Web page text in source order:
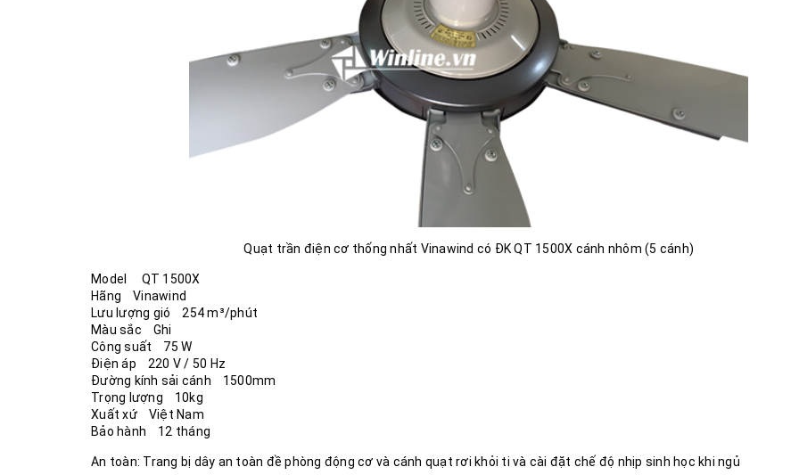
Quạt trần điện cơ thống nhất Vinawind có ĐK QT 1500X cánh nhôm (5 cánh)
Model QT 1500X
Hãng Vinawind
Lưu lượng gió 254 m³/phút
Màu sắc Ghi
Công suất 75 W
Điện áp 220 V / 50 Hz
Đường kính sải cánh 1500mm
Trọng lượng 10kg
Xuất xứ Việt Nam
Bảo hành 12 tháng
An toàn: Trang bị dây an toàn đề phòng động cơ và cánh quạt rơi khỏi ti và cài đặt chế độ nhịp sinh học khi ngủ